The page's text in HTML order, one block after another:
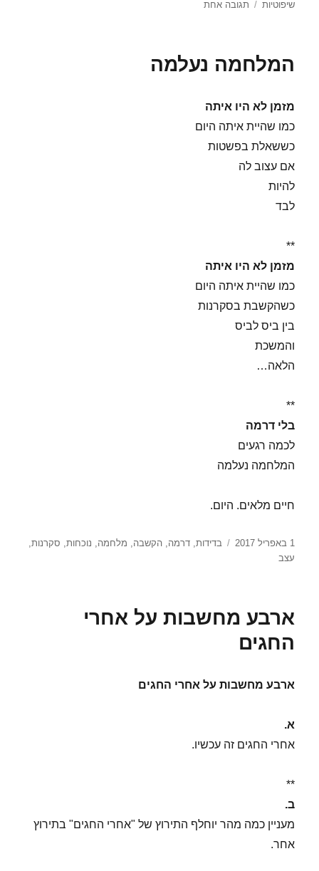
בתאריך
שיפוטיות
תגובה אחתעל
זכות.
המלחמה נעלמה
מזמן לא היו איתה
כמו שהיית איתה היום
כששאלת בפשטות
אם עצוב לה
להיות
לבד
**
מזמן לא היו איתה
כמו שהיית איתה היום
כשהקשבת בסקרנות
בין ביס לביס
והמשכת
הלאה…
**
בלי דרמה
לכמה רגעים
המלחמה נעלמה
חיים מלאים. היום.
פורסם
בתאריך
1 באפריל 2017 תגיות
בדידות,דרמה,הקשבה, מלחמה, נוכחות, סקרנות,
עצב
ארבע מחשבות על אחרי
החגים
ארבע מחשבות על אחרי החגים
א.
אחרי החגים זה עכשיו.
**
ב.
מעניין כמה מהר יוחלף התירוץ של "אחרי החגים" בתירוץ
אחר.